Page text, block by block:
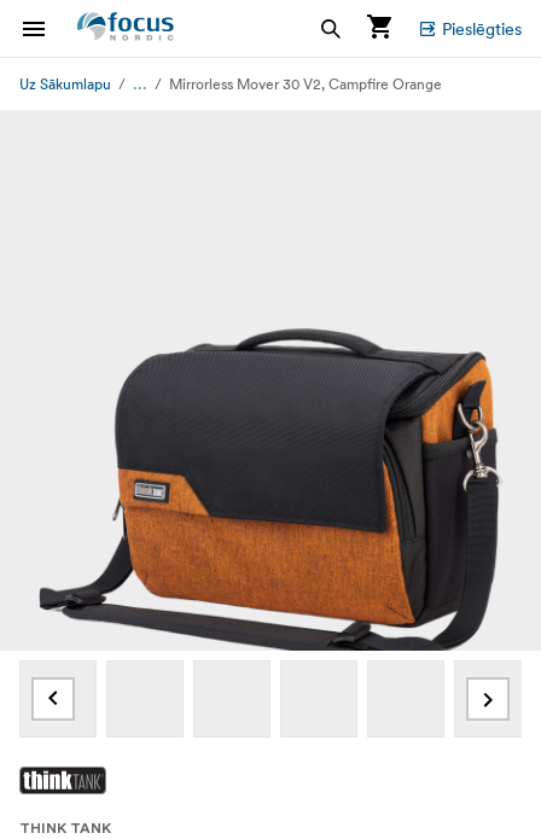
Pieslēgties
Uz Sākumlapu ... Mirrorless Mover 30 V2, Campfire Orange
THINK TANK